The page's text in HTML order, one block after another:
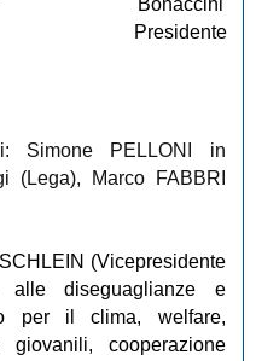
Presidente
Simone PELLONI in
(Lega), Marco FABBRI
(Vicepresidente
diseguaglianze e
per il clima, welfare,
cooperazione